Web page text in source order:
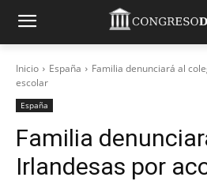
Inicio España
Familia denunciará al
escolar
España
Familia
Irlandesas por